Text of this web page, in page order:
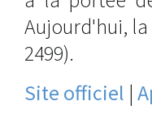
Aujourd'hui,
2499).
Site officiel |